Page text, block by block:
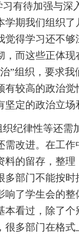
习有待加强与深
学期我们组织了
觉得学习还不够
，而这些正体
”组织，要求我
有较高的政治觉
定的政治立场
织纪律性等还需
需改进。在工作
料的留存，整理
多部门不能按时
响了学生会的整
本看过，除了
很多部门在格